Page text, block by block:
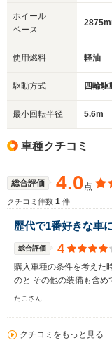
ホイール
ベース
使用燃料 軽油
駆動方式 四輪駆
最小回転半径 5.6m
車種クチコミ
総合評価 4.0点
クチコミ件数 1 件
歴代で1番好きな車
総合評価 4
購入車種の条件を考えた
のと その他の装備も含め
たこさん
クチコミをもっと見る